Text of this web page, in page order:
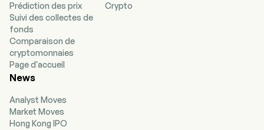
Prédiction des prix
Suivi des collectes de
fonds
Comparaison de
cryptomonnaies
Page d'accueil
Crypto
News
Analyst Moves
Market Moves
Hong Kong IPO